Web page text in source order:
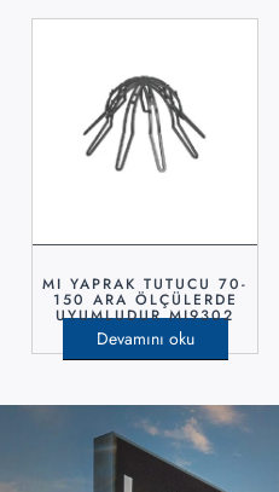
MI YAPRAK TUTUCU 70-
150 ARA ÖLÇÜLERDE
UYUMLUDUR MI9302
Devamını oku